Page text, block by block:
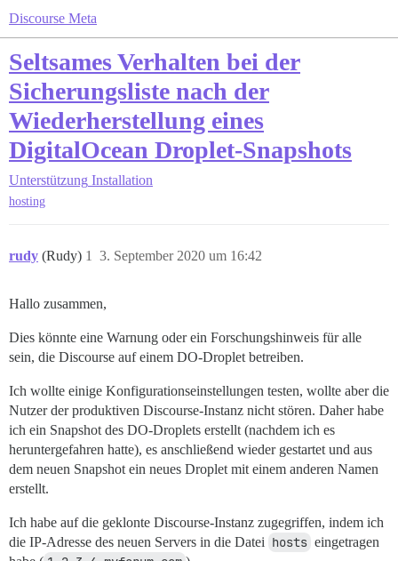
Discourse Meta
Seltsames Verhalten bei der
Sicherungsliste nach der
Wiederherstellung eines
DigitalOcean Droplet-Snapshots
Unterstützung Installation
hosting
rudy (Rudy) 3. September 2020 um 16:42
1
Hallo zusammen,
Dies könnte eine Warnung oder ein Forschungshinweis für alle
sein, die Discourse auf einem DO-Droplet betreiben.
Ich wollte einige Konfigurationseinstellungen testen, wollte aber die
Nutzer der produktiven Discourse-Instanz nicht stören. Daher habe
ich ein Snapshot des DO-Droplets erstellt (nachdem ich es
heruntergefahren hatte), es anschließend wieder gestartet und aus
dem neuen Snapshot ein neues Droplet mit einem anderen Namen
erstellt.
Ich habe auf die geklonte Discourse-Instanz zugegriffen, indem ich
die IP-Adresse des neuen Servers in die Datei hosts eingetragen